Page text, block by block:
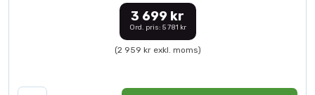
3 699 kr
Ord. pris: 5 781 kr
(2 959 kr exkl. moms)